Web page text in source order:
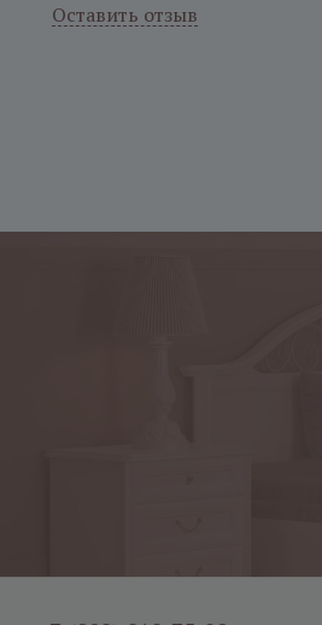
Оставить отзыв